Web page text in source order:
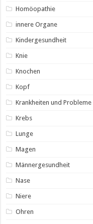
Homöopathie
innere Organe
Kindergesundheit
Knie
Knochen
Kopf
Krankheiten und Probleme
Krebs
Lunge
Magen
Männergesundheit
Nase
Niere
Ohren